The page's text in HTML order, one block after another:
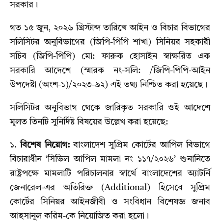
সরকার।
গত ১৫ জুন, ২০২৬ খ্রিস্টাব্দ তারিখে আইন ও বিচার বিভাগের
সলিসিটর অনুবিভাগের (জিপি-পিপি শাখা) সিনিয়র সহকারী
সচিব (জিপি-পিপি) মো: ফারুক হোসাইন স্বাক্ষরিত এক
সরকারি আদেশে (স্মারক নং-সলি: /জিপি-পিপি-আইন
উপদেষ্টা (অংশ-১)/২০২৩-৯২) এই তথ্য নিশ্চিত করা হয়েছে।
সলিসিটর অনুবিভাগ থেকে জারিকৃত সরকারি ওই আদেশে
মূলত তিনটি সুনির্দিষ্ট বিষয়ের উল্লেখ করা হয়েছে:
১.বিশেষ নিয়োগ:বাংলাদেশ সুপ্রিম কোর্টের আপিল বিভাগে
বিচারাধীন ‘সিভিল আপিল মামলা নং ১১৭/২০২৬’ শুনানিতে
রাষ্ট্রপক্ষে মামলাটি পরিচালনার স্বার্থে বাংলাদেশের অ্যাটর্নি
জেনারেল-এর অতিরিক্ত (Additional) হিসেবে সুপ্রিম
কোর্টের সিনিয়র আইনজীবী ও সংবিধান বিশেষজ্ঞ জনাব
আহসানুল করিম-কে নিয়োজিত করা হলো।